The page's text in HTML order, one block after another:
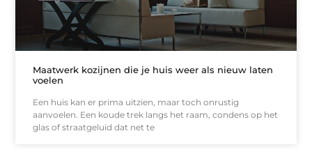
Maatwerk kozijnen die je huis weer als nieuw laten
voelen
Een huis kan er prima uitzien, maar toch onrustig
aanvoelen. Een koude trek langs het raam, condens op het
glas of straatgeluid dat net te